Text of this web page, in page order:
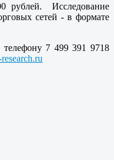
рублей. Исследование
сетей - в формате
7 499 391 9718